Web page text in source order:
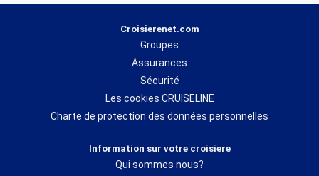
Croisierenet.com
Groupes
Assurances
Sécurité
Les cookies CRUISELINE
Charte de protection des données personnelles
Information sur votre croisiere
Qui sommes nous?